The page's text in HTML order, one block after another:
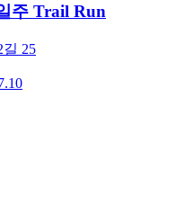
주 Trail Run
25